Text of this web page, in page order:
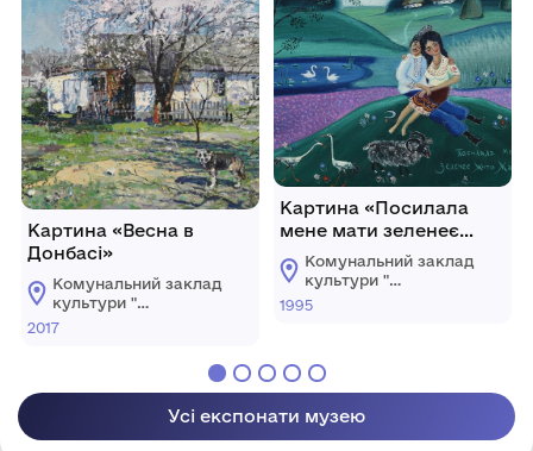
Картина «Весна в
Донбасі»
Комунальний заклад
культури "
Донецький обласний
2017
Картина «Посилала
мене мати зеленеє
жито жати…»
Комунальний заклад
культури "
Донецький обласний
1995
Усі експонати музею